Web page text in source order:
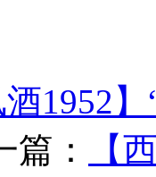
酒1952
：
【